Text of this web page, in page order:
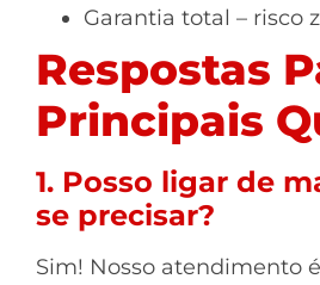
Garantia total – risco
Respostas
Principais
1. Posso ligar de
se precisar?
Sim! Nosso atendimento